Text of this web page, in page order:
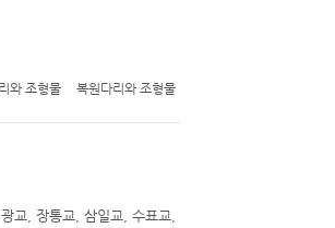
와 조형물 복원다리와 조형물